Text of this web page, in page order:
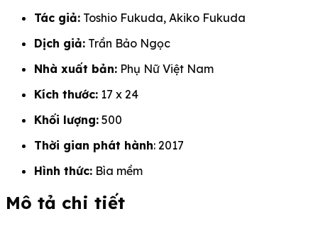
Bờ
số
lượng
Tác giả: Toshio Fukuda, Akiko Fukuda
Dịch giả: Trần Bảo Ngọc
Nhà xuất bản: Phụ Nữ Việt Nam
Kích thước: 17 x 24
Khối lượng: 500
Thời gian phát hành: 2017
Hình thức: Bìa mềm
Mô tả chi tiết